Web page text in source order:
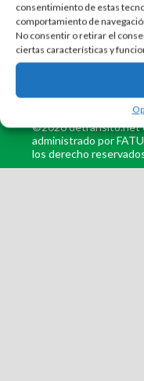
consentimiento de estas
comportamiento de
No consentir o retirar el
ciertas características y
VOLVER A LA
©2026 detransito.net
administrado por
los derecho